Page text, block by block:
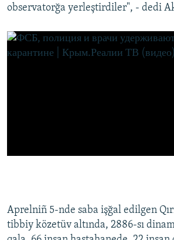
observatorğa yerleştirdiler", - dedi
Aprelniñ 5-nde saba işğal edilgen
tibbiy közetüv altında, 2886-sı